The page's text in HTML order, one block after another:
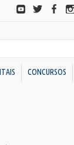
Redes
sociais
CONCURSOS